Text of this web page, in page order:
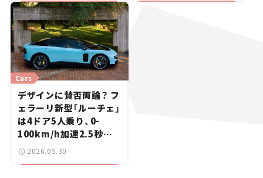
Cars
デザインに賛否両論？ フ
ェラーリ新型「ルーチェ」
は4ドア5人乗り、0-
100km/h加速2.5秒を
誇るブランド初のEVス
2026.05.30